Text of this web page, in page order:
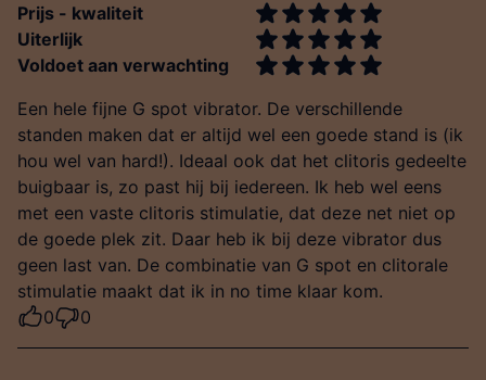
Prijs - kwaliteit
Uiterlijk
Voldoet aan verwachting
Een hele fijne G spot vibrator. De verschillende
standen maken dat er altijd wel een goede stand is (ik
hou wel van hard!). Ideaal ook dat het clitoris gedeelte
buigbaar is, zo past hij bij iedereen. Ik heb wel eens
met een vaste clitoris stimulatie, dat deze net niet op
de goede plek zit. Daar heb ik bij deze vibrator dus
geen last van. De combinatie van G spot en clitorale
stimulatie maakt dat ik in no time klaar kom.
0
0